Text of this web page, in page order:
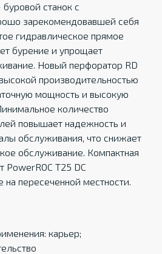
станок с
зарекомендовавшей себя
гидравлическое прямое
бурение и упрощает
Новый перфоратор RD
производительностью
мощность и высокую
количество
повышает надежность и
обслуживания, что снижает
обслуживание. Компактная
PowerROC T25 DC
пересеченной местности.
карьер;